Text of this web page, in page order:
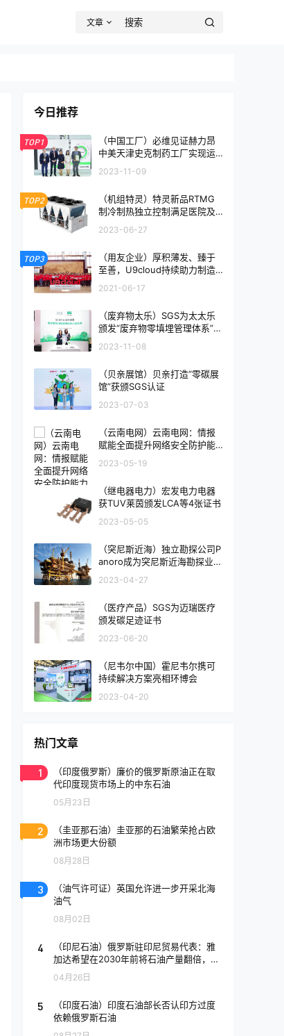
文章
今日推荐
TOP1
（中国工厂）必维见证赫力昂
中美天津史克制药工厂实现运
2023-11-09
TOP2
（机组特灵）特灵新品RTMG
制冷制热独立控制满足医院及
2023-06-27
TOP3
（用友企业）厚积薄发、臻于
至善，U9cloud持续助力制造
2021-06-17
（废弃物太乐）SGS为太太乐
颁发“废弃物零填埋管理体系”认
2023-11-08
（贝亲展馆）贝亲打造“零碳展
馆”获颁SGS认证
2023-07-03
（云南电网）云南电网：情报
赋能全面提升网络安全防护能
2023-05-19
（继电器电力）宏发电力电器
获TUV莱茵颁发LCA等4张证书
2023-05-05
（突尼斯近海）独立勘探公司P
anoro成为突尼斯近海勘探业务
2023-04-27
（医疗产品）SGS为迈瑞医疗
颁发碳足迹证书
2023-06-20
（尼韦尔中国）霍尼韦尔携可
持续解决方案亮相环博会
2023-04-20
热门文章
1
（印度俄罗斯）廉价的俄罗斯原油正在取
代印度现货市场上的中东石油
05月23日
2
（圭亚那石油）圭亚那的石油繁荣抢占欧
洲市场更大份额
08月28日
3
（油气许可证）英国允许进一步开采北海
油气
08月02日
4
（印尼石油）俄罗斯驻印尼贸易代表：雅
加达希望在2030年前将石油产量翻倍，印
尼希望与俄罗斯合作
04月26日
5
（印度石油）印度石油部长否认印方过度
依赖俄罗斯石油